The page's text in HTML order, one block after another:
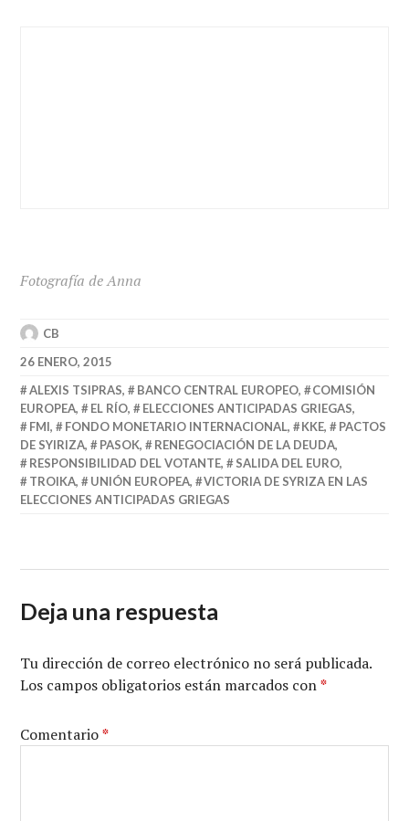
Fotografía de Anna
CB
26 ENERO, 2015
ALEXIS TSIPRAS, BANCO CENTRAL EUROPEO,
COMISIÓN
EUROPEA, EL RÍO, ELECCIONES ANTICIPADAS GRIEGAS,
FMI, FONDO MONETARIO INTERNACIONAL, KKE,
PACTOS
DE SYIRIZA, PASOK, RENEGOCIACIÓN DE LA DEUDA,
RESPONSIBILIDAD DEL VOTANTE, SALIDA DEL EURO,
TROIKA, UNIÓN EUROPEA,
VICTORIA DE SYRIZA EN LAS
ELECCIONES ANTICIPADAS GRIEGAS
Deja una respuesta
Tu dirección de correo electrónico no será publicada.
Los campos obligatorios están marcados con*
Comentario*